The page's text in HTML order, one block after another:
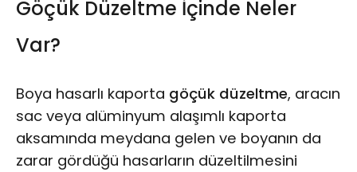
Göçük Düzeltme İçinde Neler
Var?
Boya hasarlı kaporta göçük düzeltme, aracın
sac veya alüminyum alaşımlı kaporta
aksamında meydana gelen ve boyanın da
zarar gördüğü hasarların düzeltilmesini